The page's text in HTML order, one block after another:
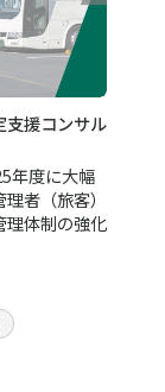
援コンサル
年度に大幅
者（旅客）
理体制の強化